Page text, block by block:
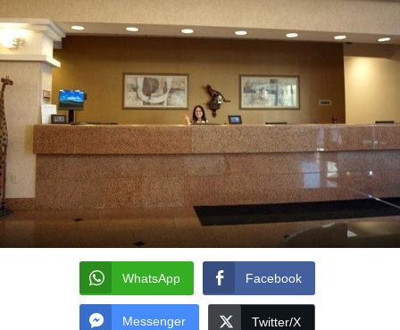
WhatsApp Facebook
Messenger Twitter/X